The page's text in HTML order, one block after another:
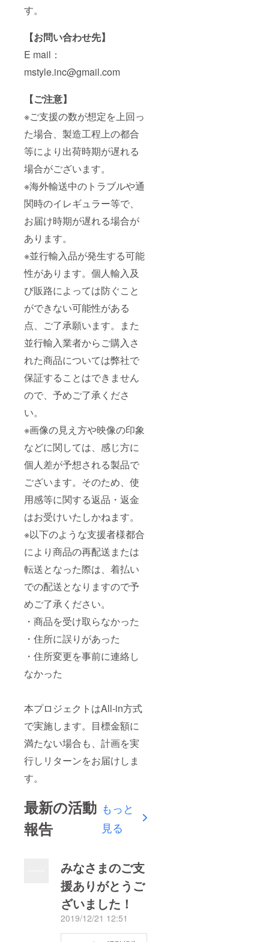
す。
【お問い合わせ先】
E mail：
mstyle.inc@gmail.com
【ご注意】
※ご支援の数が想定を上回っ
た場合、製造工程上の都合
等により出荷時期が遅れる
場合がございます。
※海外輸送中のトラブルや通
関時のイレギュラー等で、
お届け時期が遅れる場合が
あります。
※並行輸入品が発生する可能
性があります。個人輸入及
び販路によっては防ぐこと
ができない可能性がある
点、ご了承願います。また
並行輸入業者からご購入さ
れた商品については弊社で
保証することはできません
ので、予めご了承くださ
い。
※画像の見え方や映像の印象
などに関しては、感じ方に
個人差が予想される製品で
ございます。そのため、使
用感等に関する返品・返金
はお受けいたしかねます。
※以下のような支援者様都合
により商品の再配送または
転送となった際は、着払い
での配送となりますので予
めご了承ください。
・商品を受け取らなかった
・住所に誤りがあった
・住所変更を事前に連絡し
なかった
本プロジェクトはAll-in方式
で実施します。目標金額に
満たない場合も、計画を実
行しリターンをお届けしま
す。
最新の活動
報告
もっと
見る
みなさまのご支
援ありがとうご
ざいました！
2019/12/21 12:51